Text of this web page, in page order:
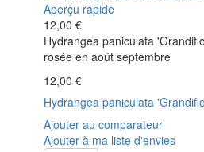
Aperçu rapide
12,00 €
Hydrangea paniculata
rosée en août septembre
12,00 €
Hydrangea paniculata
Ajouter au comparateur
Ajouter à ma liste d'envies